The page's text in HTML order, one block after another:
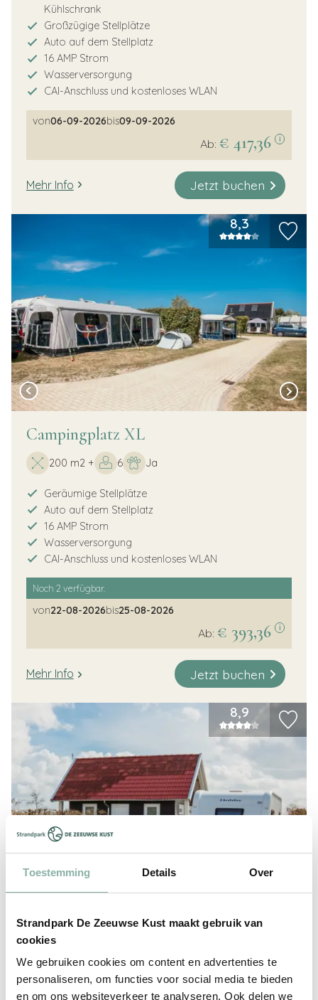
Toestemming Details Over
Strandpark De Zeeuwse Kust maakt gebruik van
cookies
We gebruiken cookies om content en advertenties te
personaliseren, om functies voor social media te bieden
en om ons websiteverkeer te analyseren. Ook delen we
Kühlschrank
Großzügige Stellplätze
Auto auf dem Stellplatz
16 AMP Strom
Wasserversorgung
CAI-Anschluss und kostenloses WLAN
von06-09-2026bis09-09-2026
Ab: € 417,36 i
Mehr Info Jetzt buchen
8,3
Campingplatz XL
200 m2 + 6 Ja
Geräumige Stellplätze
Auto auf dem Stellplatz
16 AMP Strom
Wasserversorgung
CAI-Anschluss und kostenloses WLAN
Noch2 verfügbar.
von22-08-2026bis25-08-2026
Ab: € 393,36 i
Mehr Info Jetzt buchen
8,9
Campingplatz Deluxe
Privates Sanitär mit Küchenzeile, Geschirrspüler und